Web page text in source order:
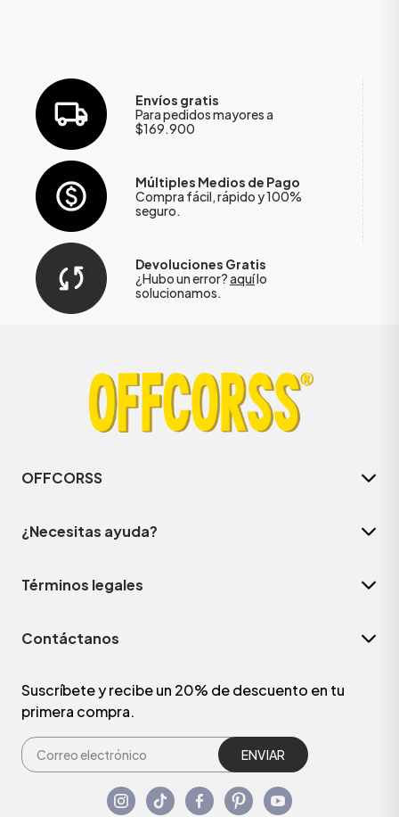
Envíos gratis
Para pedidos mayores a
$169.900
Múltiples Medios de Pago
Compra fácil, rápido y 100%
seguro.
Devoluciones Gratis
¿Hubo un error?aquílo
solucionamos.
OFFCORSS
¿Necesitas ayuda?
Términos legales
Contáctanos
Suscríbete y recibe un 20% de descuento en tu
primera compra.
ENVIAR